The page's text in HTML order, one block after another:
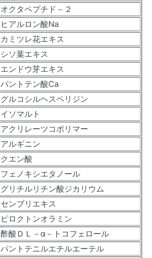
オクタペプチド－２
ヒアルロン酸Na
カミツレ花エキス
シソ葉エキス
エンドウ芽エキス
パントテン酸Ca
グルコシルヘスペリジン
イソマルト
アクリレーツコポリマー
アルギニン
クエン酸
フェノキシエタノール
グリチルリチン酸ジカリウム
センブリエキス
ピロクトンオラミン
酢酸ＤＬ－α－トコフェロール
パントテニルエチルエーテル